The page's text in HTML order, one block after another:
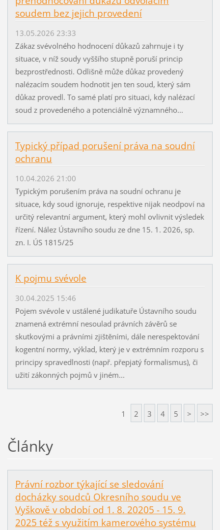
soudem bez jejich provedení
13.05.2026 23:33
Zákaz svévolného hodnocení důkazů zahrnuje i ty
situace, v níž soudy vyššího stupně poruší princip
bezprostřednosti. Odlišně může důkaz provedený
nalézacím soudem hodnotit jen ten soud, který sám
důkaz provedl. To samé platí pro situaci, kdy nalézací
soud z provedeného a potenciálně významného...
Typický případ porušení práva na soudní
ochranu
10.04.2026 21:00
Typickým porušením práva na soudní ochranu je
situace, kdy soud ignoruje, respektive nijak neodpoví na
určitý relevantní argument, který mohl ovlivnit výsledek
řízení. Nález Ústavního soudu ze dne 15. 1. 2026, sp.
zn. I. ÚS 1815/25
K pojmu svévole
30.04.2025 15:46
Pojem svévole v ustálené judikatuře Ústavního soudu
znamená extrémní nesoulad právních závěrů se
skutkovými a právními zjištěními, dále nerespektování
kogentní normy, výklad, který je v extrémním rozporu s
principy spravedlnosti (např. přepjatý formalismus), či
užití zákonných pojmů v jiném...
1 2 3 4 5 > >>
Články
Právní rozbor týkající se sledování
docházky soudců Okresního soudu ve
Vyškově v období od 1. 8. 20205 - 15. 9.
2025 též s využitím kamerového systému